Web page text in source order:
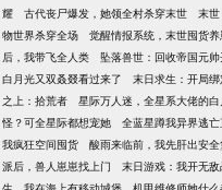
耀
古代丧尸爆发，她领全村杀穿末世 末
物世界杀穿全场
觉醒情报系统，末世囤货
后，我带飞全人类
坠落兽世：回收帝国元
白月光又双叒叕看过来了
末日求生：开局
之上：拾荒者
星际万人迷，全星系大佬的
怪？可全星际都想宠她
全蓝星蹲我异界逃
我疯狂空间囤货
酸雨来临前，我先肝出安全
派后，兽人崽崽找上门
末日游戏：我开无